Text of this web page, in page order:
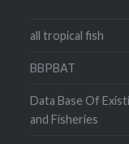
all tropical fish
BBPBAT
Data Base Of
and Fisheries